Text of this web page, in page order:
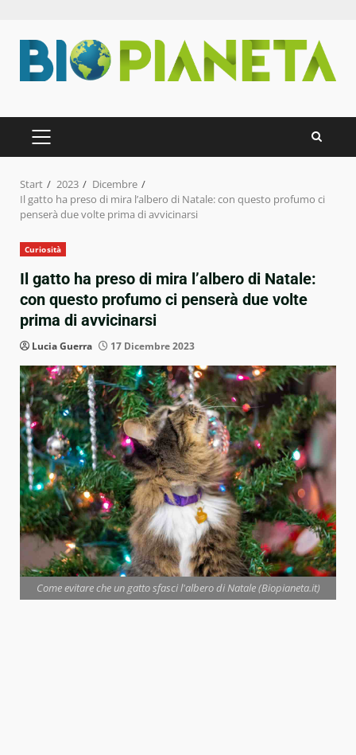
Inhalt
springen
PRIMÄRES
MENÜ
Start 2023
Dicembre
Il gatto ha preso di mira l’albero di Natale: con questo profumo ci
penserà due volte prima di avvicinarsi
Curiosità
Il gatto ha preso di mira l’albero di Natale:
con questo profumo ci penserà due volte
prima di avvicinarsi
Lucia Guerra 17 Dicembre 2023
Come evitare che un gatto sfasci l'albero di Natale (Biopianeta.it)